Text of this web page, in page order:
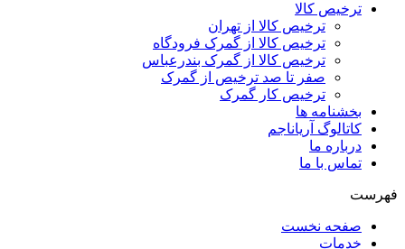
ترخیص کالا
ترخیص کالا از تهران
ترخیص کالا از گمرک فرودگاه
ترخیص کالا از گمرک بندرعباس
صفر تا صد ترخیص از گمرک
ترخیص کار گمرک
بخشنامه ها
کاتالوگ آریاناجم
درباره ما
تماس با ما
فهرست
صفحه نخست
خدمات